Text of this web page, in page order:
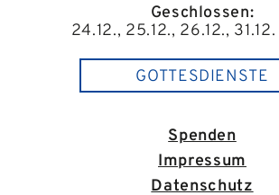
Geschlossen:
24.12., 25.12., 26.12., 31.12.
GOTTESDIENSTE
Spenden
Impressum
Datenschutz